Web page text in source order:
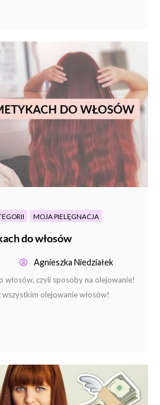
MOJA PIELĘGNACJA
do włosów
Agnieszka Niedziałek
włosów, czyli sposoby na olejowanie!
wszystkim olejowanie włosów!